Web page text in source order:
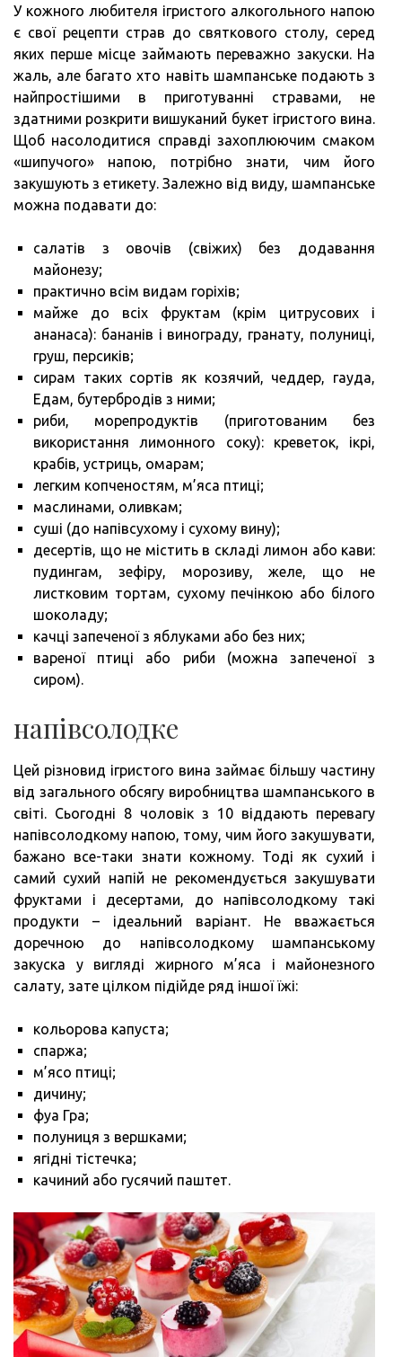
У кожного любителя ігристого алкогольного напою
є свої рецепти страв до святкового столу, серед
яких перше місце займають переважно закуски. На
жаль, але багато хто навіть шампанське подають з
найпростішими в приготуванні стравами, не
здатними розкрити вишуканий букет ігристого вина.
Щоб насолодитися справді захоплюючим смаком
«шипучого» напою, потрібно знати, чим його
закушують з етикету. Залежно від виду, шампанське
можна подавати до:
салатів з овочів (свіжих) без додавання
майонезу;
практично всім видам горіхів;
майже до всіх фруктам (крім цитрусових і
ананаса): бананів і винограду, гранату, полуниці,
груш, персиків;
сирам таких сортів як козячий, чеддер, гауда,
Едам, бутербродів з ними;
риби, морепродуктів (приготованим без
використання лимонного соку): креветок, ікрі,
крабів, устриць, омарам;
легким копченостям, м’яса птиці;
маслинами, оливкам;
суші (до напівсухому і сухому вину);
десертів, що не містить в складі лимон або кави:
пудингам, зефіру, морозиву, желе, що не
листковим тортам, сухому печінкою або білого
шоколаду;
качці запеченої з яблуками або без них;
вареної птиці або риби (можна запеченої з
сиром).
напівсолодке
Цей різновид ігристого вина займає більшу частину
від загального обсягу виробництва шампанського в
світі. Сьогодні 8 чоловік з 10 віддають перевагу
напівсолодкому напою, тому, чим його закушувати,
бажано все-таки знати кожному. Тоді як сухий і
самий сухий напій не рекомендується закушувати
фруктами і десертами, до напівсолодкому такі
продукти – ідеальний варіант. Не вважається
доречною до напівсолодкому шампанському
закуска у вигляді жирного м’яса і майонезного
салату, зате цілком підійде ряд іншої їжі:
кольорова капуста;
спаржа;
м’ясо птиці;
дичину;
фуа Гра;
полуниця з вершками;
ягідні тістечка;
качиний або гусячий паштет.